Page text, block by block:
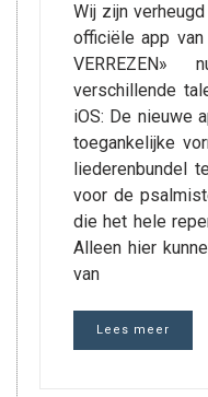
Wij zijn
officiële app
verschillende
iOS: De nieuwe
toegankelijke
liederenbundel
voor de
die het hele
Alleen hier
van
Lees meer